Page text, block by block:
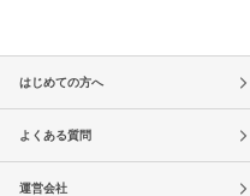
はじめての方へ
よくある質問
運営会社